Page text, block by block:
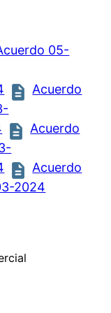
05-
Acuerdo
Acuerdo
Acuerdo
2024